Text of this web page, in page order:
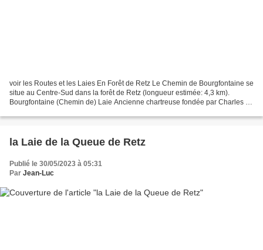
voir les Routes et les Laies En Forêt de Retz Le Chemin de Bourgfontaine se
situe au Centre-Sud dans la forêt de Retz (longueur estimée: 4,3 km).
Bourgfontaine (Chemin de) Laie Ancienne chartreuse fondée par Charles de
la Laie de la Queue de Retz
Publié le 30/05/2023 à 05:31
Par Jean-Luc